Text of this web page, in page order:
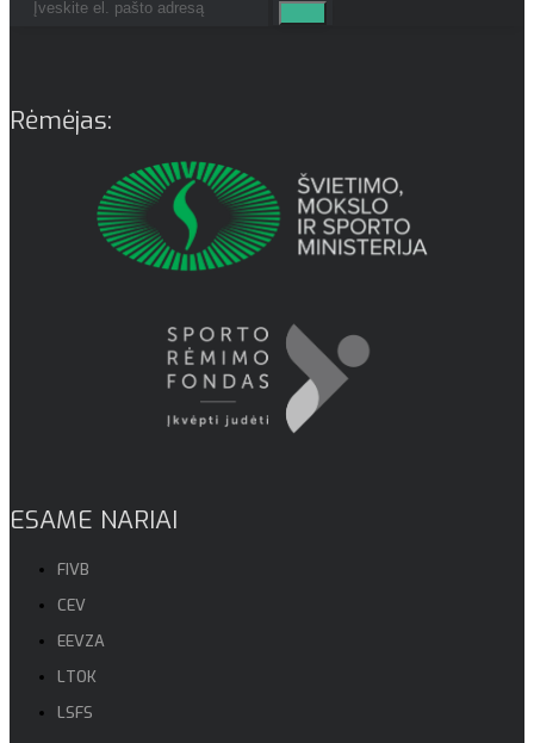
Rėmėjas:
ESAME NARIAI
FIVB
CEV
EEVZA
LTOK
LSFS